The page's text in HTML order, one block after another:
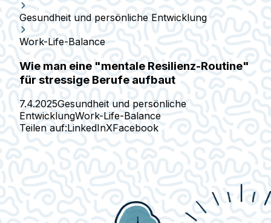
Gesundheit und persönliche Entwicklung
Work-Life-Balance
Wie man eine "mentale Resilienz-Routine"
für stressige Berufe aufbaut
7.4.2025Gesundheit und persönliche
EntwicklungWork-Life-Balance
Teilen auf:LinkedInXFacebook